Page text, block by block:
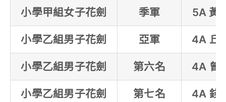
小學甲組女子花劍 季軍 5A 黃
小學乙組男子花劍 亞軍 4A 丘
小學乙組男子花劍 第六名 4A 曾
小學乙組男子花劍 第七名 4A 錢